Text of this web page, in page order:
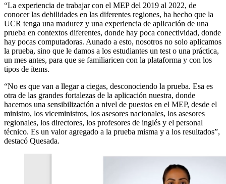
“La experiencia de trabajar con el MEP del 2019 al 2022, de
conocer las debilidades en las diferentes regiones, ha hecho que la
UCR tenga una madurez y una experiencia de aplicación de una
prueba en contextos diferentes, donde hay poca conectividad, donde
hay pocas computadoras. Aunado a esto, nosotros no solo aplicamos
la prueba, sino que le damos a los estudiantes un test o una práctica,
un mes antes, para que se familiaricen con la plataforma y con los
tipos de ítems.
“No es que van a llegar a ciegas, desconociendo la prueba. Esa es
otra de las grandes fortalezas de la aplicación nuestra, donde
hacemos una sensibilización a nivel de puestos en el MEP, desde el
ministro, los viceministros, los asesores nacionales, los asesores
regionales, los directores, los profesores de inglés y el personal
técnico. Es un valor agregado a la prueba misma y a los resultados”,
destacó Quesada.